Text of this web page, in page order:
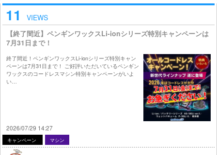
11
VIEWS
【終了間近】ペンギンワックスLi-ionシリーズ特別キャンペーンは
7月31日まで！
終了間近！ペンギンワックスLi-ionシリーズ特別キャン
ペーンは7月31日まで！ ご好評いただいているペンギン
ワックスのコードレスマシン特別キャンペーンがいよ
い…
2026/07/29 14:27
キャンペーン マシン